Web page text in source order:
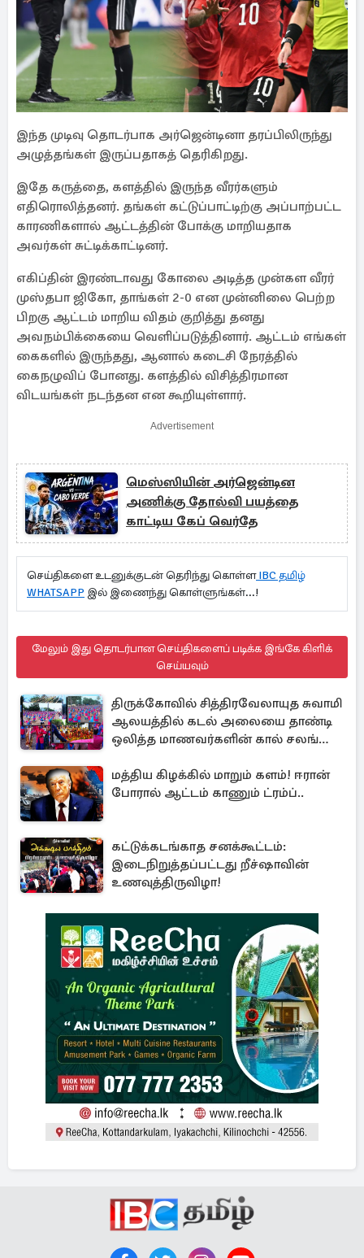
இந்த முடிவு தொடர்பாக அர்ஜென்டினா தரப்பிலிருந்து
அழுத்தங்கள் இருப்பதாகத் தெரிகிறது.
இதே கருத்தை, களத்தில் இருந்த வீரர்களும்
எதிரொலித்தனர். தங்கள் கட்டுப்பாட்டிற்கு அப்பாற்பட்ட
காரணிகளால் ஆட்டத்தின் போக்கு மாறியதாக
அவர்கள் சுட்டிக்காட்டினர்.
எகிப்தின் இரண்டாவது கோலை அடித்த முன்கள வீரர்
முஸ்தபா ஜிகோ, தாங்கள் 2-0 என முன்னிலை பெற்ற
பிறகு ஆட்டம் மாறிய விதம் குறித்து தனது
அவநம்பிக்கையை வெளிப்படுத்தினார். ஆட்டம் எங்கள்
கைகளில் இருந்தது, ஆனால் கடைசி நேரத்தில்
கைநழுவிப் போனது. களத்தில் விசித்திரமான
விடயங்கள் நடந்தன என கூறியுள்ளார்.
Advertisement
மெஸ்ஸியின் அர்ஜென்டின
அணிக்கு தோல்வி பயத்தை
காட்டிய கேப் வெர்தே
செய்திகளை உடனுக்குடன் தெரிந்து கொள்ளIBC தமிழ்
WHATSAPP இல் இணைந்து கொள்ளுங்கள்...!
மேலும் இது தொடர்பான செய்திகளைப் படிக்க இங்கே கிளிக்
செய்யவும்
திருக்கோவில் சித்திரவேலாயுத சுவாமி
ஆலயத்தில் கடல் அலையை தாண்டி
ஒலித்த மாணவர்களின் கால் சலங்கை
மத்திய கிழக்கில் மாறும் களம்! ஈரான்
போரால் ஆட்டம் காணும் ட்ரம்ப்..
கட்டுக்கடங்காத சனக்கூட்டம்:
இடைநிறுத்தப்பட்டது றீச்ஷாவின்
உணவுத்திருவிழா!